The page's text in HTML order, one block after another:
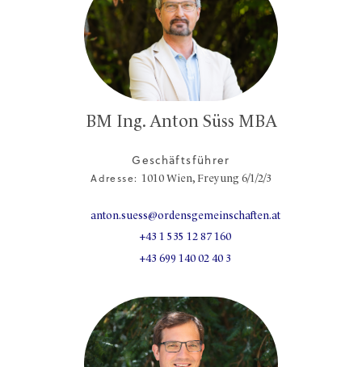
BM Ing. Anton Süss MBA
Geschäftsführer
Adresse: 1010 Wien, Freyung 6/1/2/3
anton.suess@ordensgemeinschaften.at
+43 1 535 12 87 160
+43 699 140 02 40 3